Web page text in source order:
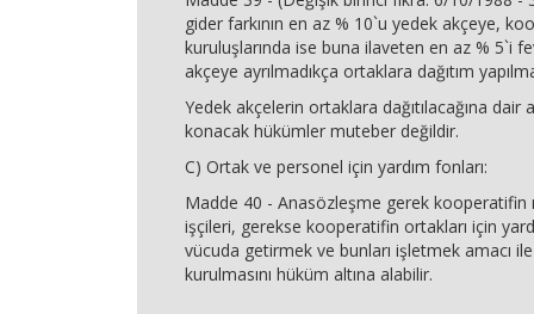
gider farkının en az % 10`u yedek akçeye,
kuruluşlarında ise buna ilaveten en az % 5`i
akçeye ayrılmadıkça ortaklara dağıtım
Yedek akçelerin ortaklara dağıtılacağına dair
konacak hükümler muteber değildir.
C) Ortak ve personel için yardım fonları:
Madde 40 - Anasözleşme gerek kooperatifin
işçileri, gerekse kooperatifin ortakları için
vücuda getirmek ve bunları işletmek amacı
kurulmasını hüküm altına alabilir.